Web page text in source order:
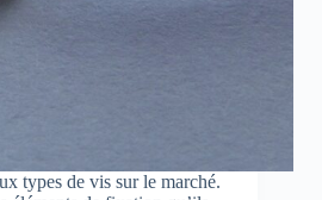
types de vis sur le marché.